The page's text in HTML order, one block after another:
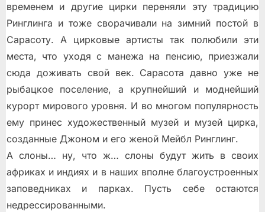
временем и другие цирки переняли эту традицию
Ринглинга и тоже сворачивали на зимний постой в
Сарасоту. А цирковые артисты так полюбили эти
места, что уходя с манежа на пенсию, приезжали
сюда доживать свой век. Сарасота давно уже не
рыбацкое поселение, а крупнейший и моднейший
курорт мирового уровня. И во многом популярность
ему принес художественный музей и музей цирка,
созданные Джоном и его женой Мейбл Ринглинг.
А слоны… ну, что ж… слоны будут жить в своих
африках и индиях и в наших вполне благоустроенных
заповедниках и парках. Пусть себе остаются
недрессированными.